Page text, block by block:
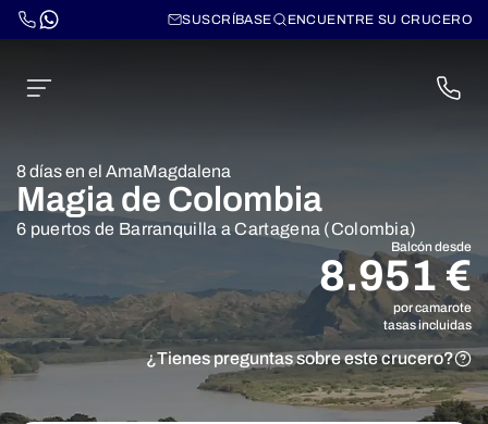
SUSCRÍBASE ENCUENTRE SU CRUCERO
8 días en el AmaMagdalena
Magia de Colombia
6 puertos de Barranquilla a Cartagena (Colombia)
Balcón desde
8.951 €
por camarote
tasas incluidas
¿Tienes preguntas sobre este crucero?